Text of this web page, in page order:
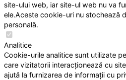
site-ului web, iar site-ul web nu va
ele.Aceste cookie-uri nu stochează
personală.
Analitice
Cookie-urile analitice sunt utilizate
care vizitatorii interacționează cu
ajută la furnizarea de informații cu